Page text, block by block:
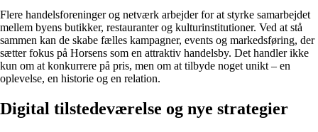
Flere handelsforeninger og netværk arbejder for at styrke samarbejdet
mellem byens butikker, restauranter og kulturinstitutioner. Ved at stå
sammen kan de skabe fælles kampagner, events og markedsføring, der
sætter fokus på Horsens som en attraktiv handelsby. Det handler ikke
kun om at konkurrere på pris, men om at tilbyde noget unikt – en
oplevelse, en historie og en relation.
Digital tilstedeværelse og nye strategier